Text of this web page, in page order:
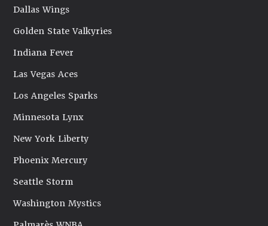
Dallas Wings
Golden State Valkyries
Indiana Fever
Las Vegas Aces
Los Angeles Sparks
Minnesota Lynx
New York Liberty
Phoenix Mercury
Seattle Storm
Washington Mystics